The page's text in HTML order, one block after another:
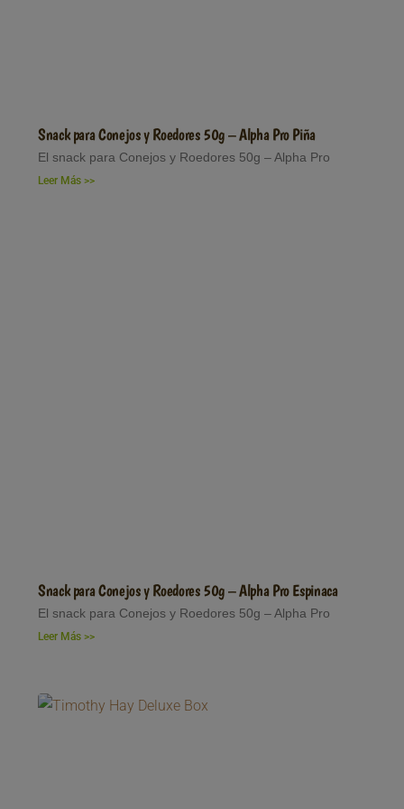
Snack para Conejos y Roedores 50g – Alpha Pro Piña
El snack para Conejos y Roedores 50g – Alpha Pro
Leer Más >>
Snack para Conejos y Roedores 50g – Alpha Pro Espinaca
El snack para Conejos y Roedores 50g – Alpha Pro
Leer Más >>